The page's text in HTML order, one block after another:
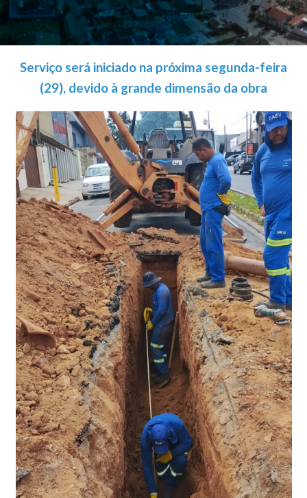
Serviço será iniciado na próxima segunda-feira
(29), devido à grande dimensão da obra